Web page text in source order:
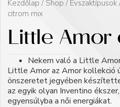
Kezdőlap / Shop / Évszaktípusok
citrom mix
Little
Nekem való a Little
Little Amor az Amor kollekció
önszeretet jegyében
az egyik olyan Inventino
egyensúlyba a női energiákat.